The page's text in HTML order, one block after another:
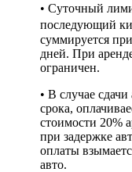
• Суточный
последующий
суммируется
дней. При
ограничен.
• В случае
срока,
стоимости 20%
при задержке
оплаты
авто.